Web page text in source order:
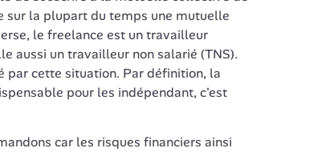
sur la plupart du temps une mutuelle
le freelance est un travailleur
aussi un travailleur non salarié (TNS).
pour les indépendant, c'est
car les risques financiers ainsi